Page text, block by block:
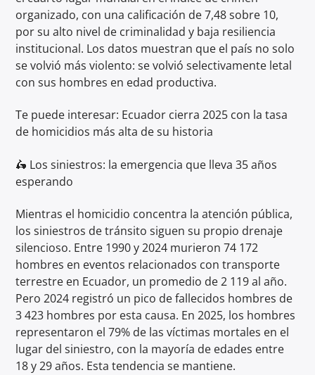
organizado, con una calificación de 7,48 sobre 10,
por su alto nivel de criminalidad y baja resiliencia
institucional. Los datos muestran que el país no solo
se volvió más violento: se volvió selectivamente letal
con sus hombres en edad productiva.
Te puede interesar: Ecuador cierra 2025 con la tasa
de homicidios más alta de su historia
🛵 Los siniestros: la emergencia que lleva 35 años
esperando
Mientras el homicidio concentra la atención pública,
los siniestros de tránsito siguen su propio drenaje
silencioso. Entre 1990 y 2024 murieron 74 172
hombres en eventos relacionados con transporte
terrestre en Ecuador, un promedio de 2 119 al año.
Pero 2024 registró un pico de fallecidos hombres de
3 423 hombres por esta causa. En 2025, los hombres
representaron el 79% de las víctimas mortales en el
lugar del siniestro, con la mayoría de edades entre
18 y 29 años. Esta tendencia se mantiene.